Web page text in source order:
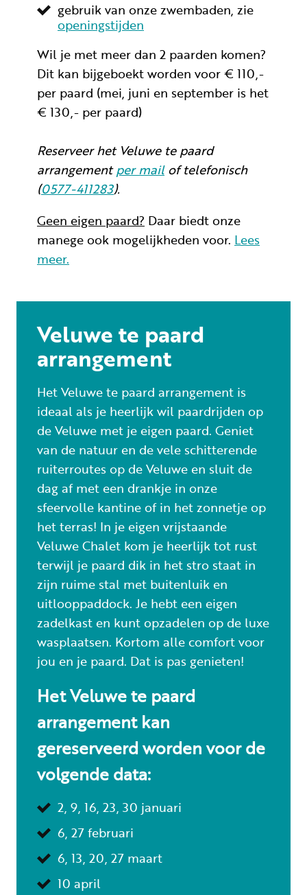
gebruik van onze zwembaden, zie
openingstijden
Wil je met meer dan 2 paarden komen?
Dit kan bijgeboekt worden voor € 110,-
per paard (mei, juni en september is het
€ 130,- per paard)
Reserveer het Veluwe te paard
arrangementper mailof telefonisch
(0577-411283).
Geen eigen paard? Daar biedt onze
manege ook mogelijkheden voor. Lees
meer.
Veluwe te paard
arrangement
Het Veluwe te paard arrangement is
ideaal als je heerlijk wil paardrijden op
de Veluwe met je eigen paard. Geniet
van de natuur en de vele schitterende
ruiterroutes op de Veluwe en sluit de
dag af met een drankje in onze
sfeervolle kantine of in het zonnetje op
het terras! In je eigen vrijstaande
Veluwe Chalet kom je heerlijk tot rust
terwijl je paard dik in het stro staat in
zijn ruime stal met buitenluik en
uitlooppaddock. Je hebt een eigen
zadelkast en kunt opzadelen op de luxe
wasplaatsen. Kortom alle comfort voor
jou en je paard. Dat is pas genieten!
Het Veluwe te paard
arrangement kan
gereserveerd worden voor de
volgende data:
2, 9, 16, 23, 30 januari
6, 27 februari
6, 13, 20, 27 maart
10 april